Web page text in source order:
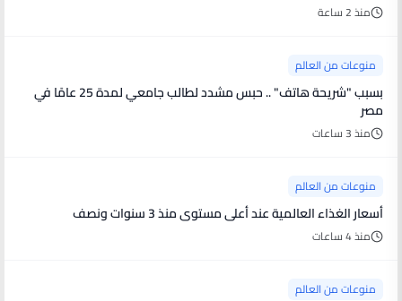
منذ 2 ساعة
منوعات من العالم
بسبب "شريحة هاتف" .. حبس مشدد لطالب جامعي لمدة 25 عامًا في
مصر
منذ 3 ساعات
منوعات من العالم
أسعار الغذاء العالمية عند أعلى مستوى منذ 3 سنوات ونصف
منذ 4 ساعات
منوعات من العالم